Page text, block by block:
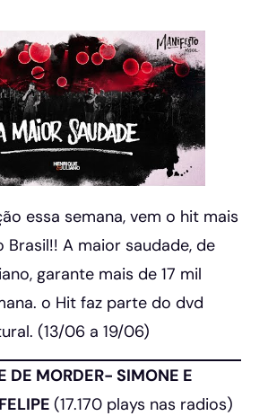
essa semana, vem o hit mais
Brasil!! A maior saudade, de
garante mais de 17 mil
o Hit faz parte do dvd
(13/06 a 19/06)
DE MORDER- SIMONE E
(17.170 plays nas radios)